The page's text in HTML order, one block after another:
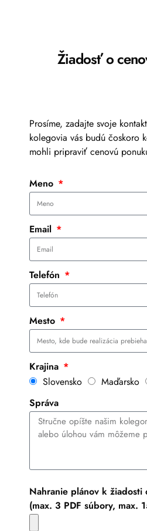
Žiadosť o
Prosíme, zadajte svoje
kolegovia vás budú čoskoro
mohli pripraviť cenovú
Meno
Email
Telefón
Mesto
Krajina
Slovensko
Maďarsko
Správa
Nahranie plánov k žiadosti
(max. 3 PDF súbory, max.